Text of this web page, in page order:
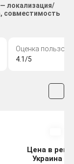
локализация/
совместимость
Оценка
4.1/5
Цена в
Украина